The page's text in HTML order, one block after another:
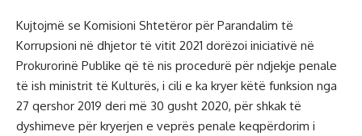
Kujtojmë se Komisioni Shtetëror për Parandalim të
Korrupsioni në dhjetor të vitit 2021 dorëzoi iniciativë në
Prokurorinë Publike që të nis procedurë për ndjekje penale
të ish ministrit të Kulturës, i cili e ka kryer këtë funksion nga
27 qershor 2019 deri më 30 gusht 2020, për shkak të
dyshimeve për kryerjen e veprës penale keqpërdorim i